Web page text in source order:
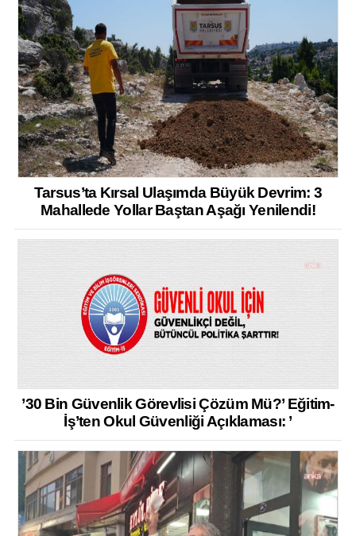
Tarsus’ta Kırsal Ulaşımda Büyük Devrim: 3
Mahallede Yollar Baştan Aşağı Yenilendi!
’30 Bin Güvenlik Görevlisi Çözüm Mü?’ Eğitim-
İş’ten Okul Güvenliği Açıklaması: ’